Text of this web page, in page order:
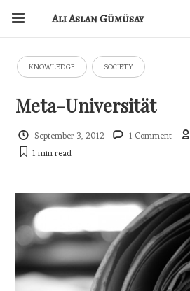
Ali Aslan Gümüsay
KNOWLEDGE SOCIETY
Meta-Universität
September 3, 2012 1 Comment
1 minread